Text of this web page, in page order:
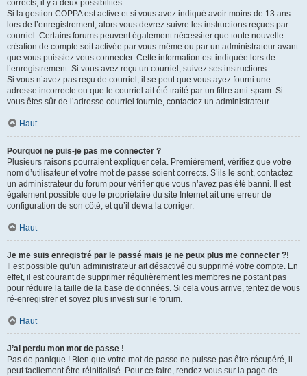
corrects, il y a deux possibilités :
Si la gestion COPPA est active et si vous avez indiqué avoir moins de 13 ans
lors de l’enregistrement, alors vous devrez suivre les instructions reçues par
courriel. Certains forums peuvent également nécessiter que toute nouvelle
création de compte soit activée par vous-même ou par un administrateur avant
que vous puissiez vous connecter. Cette information est indiquée lors de
l’enregistrement. Si vous avez reçu un courriel, suivez ses instructions.
Si vous n’avez pas reçu de courriel, il se peut que vous ayez fourni une
adresse incorrecte ou que le courriel ait été traité par un filtre anti-spam. Si
vous êtes sûr de l’adresse courriel fournie, contactez un administrateur.
Haut
Pourquoi ne puis-je pas me connecter ?
Plusieurs raisons pourraient expliquer cela. Premièrement, vérifiez que votre
nom d’utilisateur et votre mot de passe soient corrects. S’ils le sont, contactez
un administrateur du forum pour vérifier que vous n’avez pas été banni. Il est
également possible que le propriétaire du site Internet ait une erreur de
configuration de son côté, et qu’il devra la corriger.
Haut
Je me suis enregistré par le passé mais je ne peux plus me connecter ?!
Il est possible qu’un administrateur ait désactivé ou supprimé votre compte. En
effet, il est courant de supprimer régulièrement les membres ne postant pas
pour réduire la taille de la base de données. Si cela vous arrive, tentez de vous
ré-enregistrer et soyez plus investi sur le forum.
Haut
J’ai perdu mon mot de passe !
Pas de panique ! Bien que votre mot de passe ne puisse pas être récupéré, il
peut facilement être réinitialisé. Pour ce faire, rendez vous sur la page de